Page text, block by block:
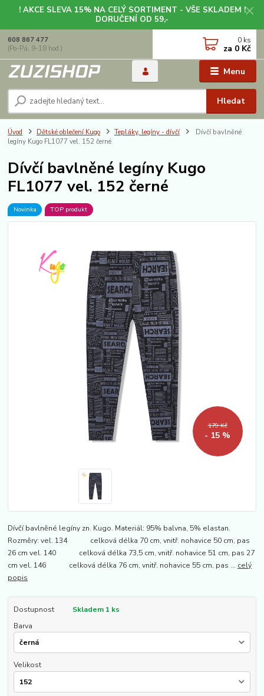
! AKCE SLEVA 15% NA CELÝ SORTIMENT - VŠE SKLADEM !
DORUČENÍ OD 59,-
Menu
Hledat
608 867 477
(Po-Pá, 9-18 hod.)
0 ks
za 0 Kč
Úvod Dětské oblečení Kugo Tepláky, legíny - dívčí
Dívčí bavlněné
legíny Kugo FL1077 vel. 152 černé
Dívčí bavlněné legíny Kugo
FL1077 vel. 152 černé
Novinka TOP produkt
179 Kč
- 15 %
Dívčí bavlněné legíny zn. Kugo. Materiál: 95% balvna, 5% elastan.
Rozměry: vel. 134 celková délka 70 cm, vnitř. nohavice 50 cm, pas
26 cm vel. 140 celková délka 73,5 cm, vnitř. nohavice 51 cm, pas 27
cm vel. 146 celková délka 76 cm, vnitř. nohavice 55 cm, pas ... celý
popis
Dostupnost
Skladem 1 ks
Barva
Velikost